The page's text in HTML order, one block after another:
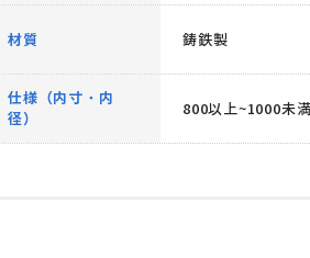
材質 鋳鉄製
仕様（内寸・内
径）
800以上~1000未満